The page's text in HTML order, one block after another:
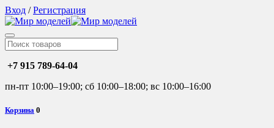
Вход /Регистрация
+7 915 789-64-04
пн-пт 10:00–19:00; сб 10:00–18:00; вс 10:00–16:00
Корзина 0